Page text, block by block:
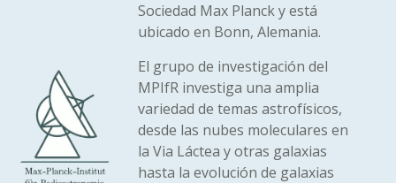
Sociedad Max Planck y está
ubicado en Bonn, Alemania.
El grupo de investigación del
MPIfR investiga una amplia
variedad de temas astrofísicos,
desde las nubes moleculares en
la Via Láctea y otras galaxias
hasta la evolución de galaxias